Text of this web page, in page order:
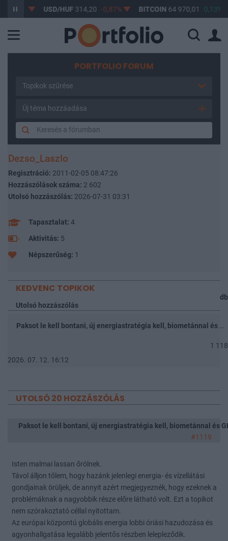
USD/HUF314,20 -0,87% BITCOIN64 970,01 0,13%
PORTFOLIO FORUM
Topikok szűrése
Új téma hozzáadása
Dezso_Laszlo
Regisztráció: 2011-02-05 08:47:26
Hozzászólások száma: 2 602
Utolsó hozzászólás: 2026-07-31 03:31
Tapasztalat: 4
Aktivitás: 5
Népszerűség: 1
KEDVENC TOPIKOK
db
Utolsó hozzászólás
Paksot le kell bontani, új energiastratégia kell, biometánnal és GDP-növeléssel
1 118
2026. 07. 12. 16:12
UTOLSÓ 20 HOZZÁSZÓLÁS
Paksot le kell bontani, új energiastratégia kell, biometánnal és
#1119
Isten malmai lassan őrölnek.
Távol álljon tőlem, hogy hazánk jelenlegi energia- és vízellátási
gondjainak örüljek, de annyit azért megjegyeznék, hogy ezeknek a
problémáknak a nagyobbik része előre látható volt. Ezt a topikot
nem szórakoztató céllal nyitottam.
Az európai központú globális energia lobbi óriási hazudozása és
agyonhallgatása legalább jelentős részben lelepleződik.